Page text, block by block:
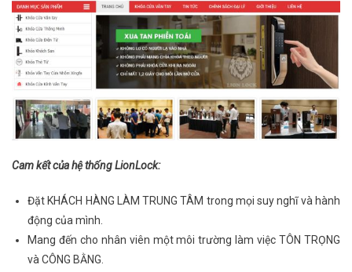
Cam kết của hệ thống LionLock:
Đặt KHÁCH HÀNG LÀM TRUNG TÂM trong mọi suy nghĩ và hành
động của mình.
Mang đến cho nhân viên một môi trường làm việc TÔN TRỌNG
và CÔNG BẰNG.